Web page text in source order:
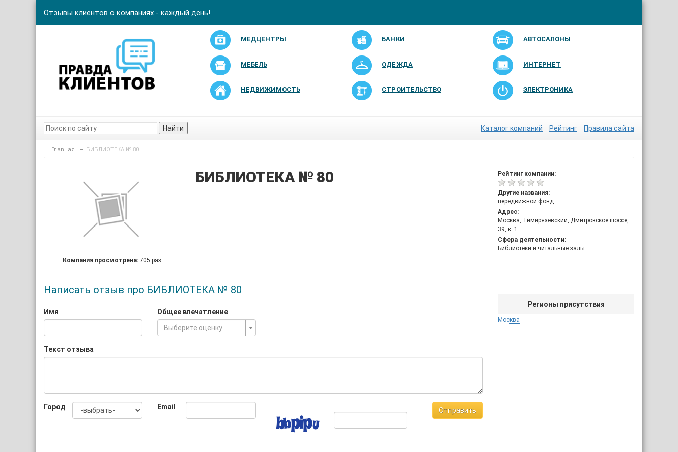
Отзывы клиентов о компаниях - каждый день!
МЕДЦЕНТРЫ БАНКИ АВТОСАЛОНЫ
МЕБЕЛЬ ОДЕЖДА ИНТЕРНЕТ
НЕДВИЖИМОСТЬ СТРОИТЕЛЬСТВО ЭЛЕКТРОНИКА
Найти Каталог компаний Рейтинг Правила сайта
Главная БИБЛИОТЕКА № 80
Рейтинг компании:
Другие названия:
передвижной фонд
Адрес:
Москва, Тимирязевский, Дмитровское шоссе,
39, к. 1
Сфера деятельности:
Библиотеки и читальные залы
Регионы присутствия
Москва
Компания просмотрена: 705 раз
БИБЛИОТЕКА № 80
Написать отзыв про БИБЛИОТЕКА № 80
Имя
Общее впечатление
Выберите оценку
Текст отзыва
Город Email Отправить